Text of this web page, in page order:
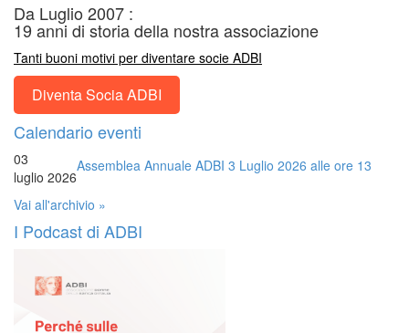
Da Luglio 2007 :
19 anni di storia della nostra associazione
Tanti buoni motivi per diventare socie ADBI
Diventa Socia ADBI
Calendario eventi
03
luglio 2026
Assemblea Annuale ADBI 3 Luglio 2026 alle ore 13
Vai all'archivio »
I Podcast di ADBI